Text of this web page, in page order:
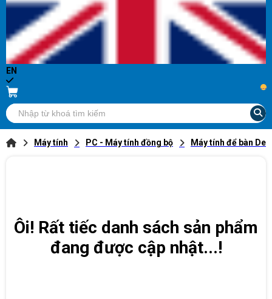
EN
...
Máy tính PC - Máy tính đồng bộ Máy tính để bàn Dell
Ôi! Rất tiếc danh sách sản phẩm
đang được cập nhật...!